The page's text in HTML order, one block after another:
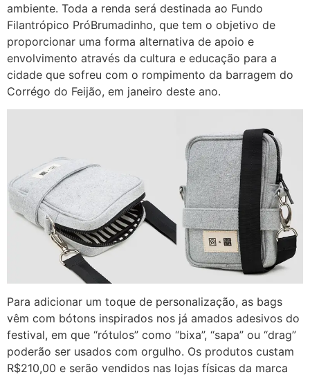
ambiente. Toda a renda será destinada ao Fundo
Filantrópico PróBrumadinho, que tem o objetivo de
proporcionar uma forma alternativa de apoio e
envolvimento através da cultura e educação para a
cidade que sofreu com o rompimento da barragem do
Corrégo do Feijão, em janeiro deste ano.
Para adicionar um toque de personalização, as bags
vêm com bótons inspirados nos já amados adesivos do
festival, em que “rótulos” como “bixa”, “sapa” ou “drag”
poderão ser usados com orgulho. Os produtos custam
R$210,00 e serão vendidos nas lojas físicas da marca